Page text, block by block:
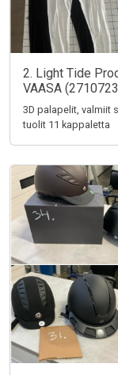
2. Light Tide
VAASA
3D palapelit, valmiit
tuolit 11 kappaletta